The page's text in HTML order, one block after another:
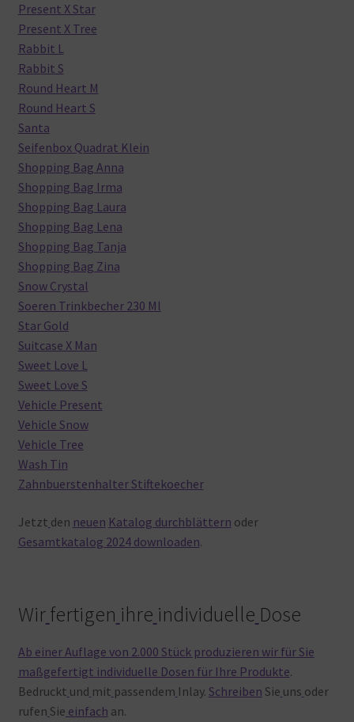
Present X Star
Present X Tree
Rabbit L
Rabbit S
Round Heart M
Round Heart S
Santa
Seifenbox Quadrat Klein
Shopping Bag Anna
Shopping Bag Irma
Shopping Bag Laura
Shopping Bag Lena
Shopping Bag Tanja
Shopping Bag Zina
Snow Crystal
Soeren Trinkbecher 230 Ml
Star Gold
Suitcase X Man
Sweet Love L
Sweet Love S
Vehicle Present
Vehicle Snow
Vehicle Tree
Wash Tin
Zahnbuerstenhalter Stiftekoecher
Jetzt den neuen Katalog durchblättern oder
Gesamtkatalog 2024 downloaden.
Wirfertigen ihre individuelle Dose
Ab einer Auflage von 2.000 Stück produzieren wir für Sie
maßgefertigt individuelle Dosen für Ihre Produkte.
Bedruckt und mit passendem Inlay. Schreiben Sie uns oder
rufen Sie einfach an.